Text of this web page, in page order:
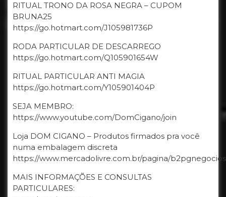
RITUAL TRONO DA ROSA NEGRA – CUPOM
BRUNA25
https://go.hotmart.com/J105981736P
RODA PARTICULAR DE DESCARREGO
https://go.hotmart.com/Q105901654W
RITUAL PARTICULAR ANTI MAGIA
https://go.hotmart.com/Y105901404P
SEJA MEMBRO:
https://www.youtube.com/DomCigano/join
Loja DOM CIGANO – Produtos firmados pra você
numa embalagem discreta
https://www.mercadolivre.com.br/pagina/b2pgnegocios
MAIS INFORMAÇÕES E CONSULTAS
PARTICULARES: